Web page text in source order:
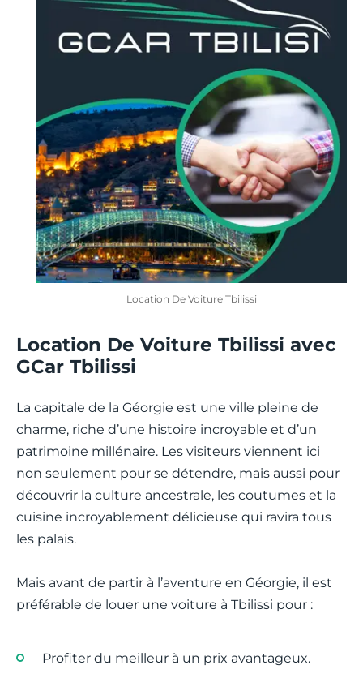
Location De Voiture Tbilissi
Location De Voiture Tbilissi avec
GCar Tbilissi
La capitale de la Géorgie est une ville pleine de
charme, riche d’une histoire incroyable et d’un
patrimoine millénaire. Les visiteurs viennent ici
non seulement pour se détendre, mais aussi pour
découvrir la culture ancestrale, les coutumes et la
cuisine incroyablement délicieuse qui ravira tous
les palais.
Mais avant de partir à l’aventure en Géorgie, il est
préférable de louer une voiture à Tbilissi pour :
Profiter du meilleur à un prix avantageux.